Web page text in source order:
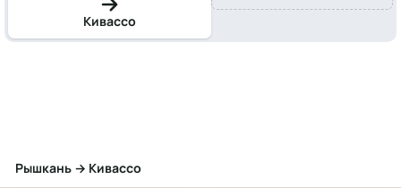
Кивассо
Рышкань → Кивассо